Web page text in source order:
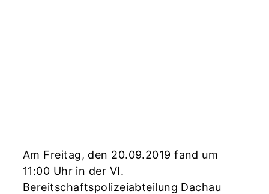
Am Freitag, den 20.09.2019 fand um
11:00 Uhr in der VI.
Bereitschaftspolizeiabteilung Dachau